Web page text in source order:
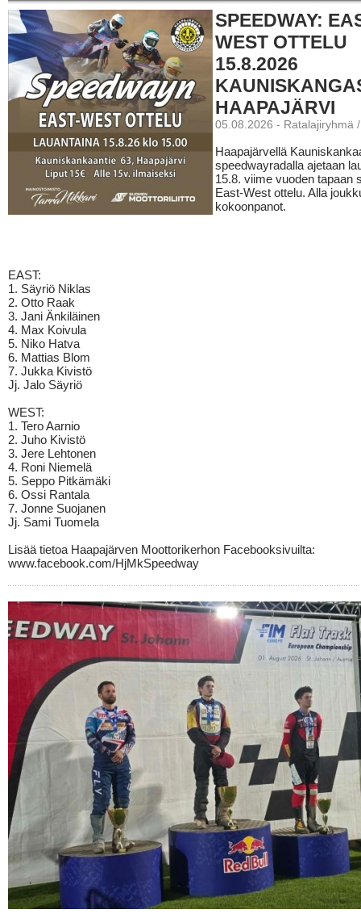
SPEEDWAY:
WEST OTTELU
15.8.2026
HAAPAJÄRVI
05.08.2026 - Ratalajiryhmä
Haapajärvellä
speedwayradalla ajetaan
15.8. viime vuoden tapaan
East-West ottelu. Alla
kokoonpanot.
EAST:
1. Säyriö Niklas
2. Otto Raak
3. Jani Änkiläinen
4. Max Koivula
5. Niko Hatva
6. Mattias Blom
7. Jukka Kivistö
Jj. Jalo Säyriö
WEST:
1. Tero Aarnio
2. Juho Kivistö
3. Jere Lehtonen
4. Roni Niemelä
5. Seppo Pitkämäki
6. Ossi Rantala
7. Jonne Suojanen
Jj. Sami Tuomela
Lisää tietoa Haapajärven Moottorikerhon Facebooksivuilta:
www.facebook.com/HjMkSpeedway